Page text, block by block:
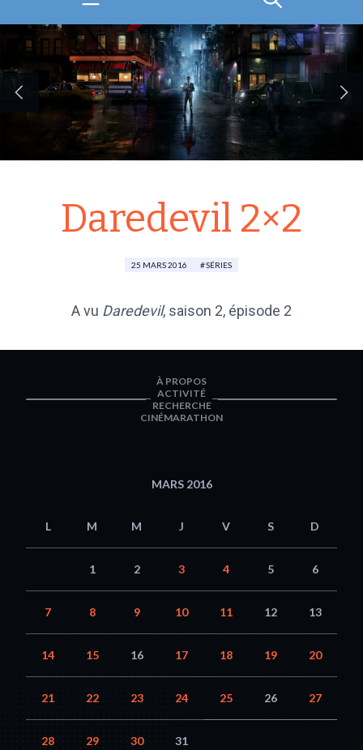
Daredevil 2×2
25 MARS 2016 SÉRIES
A vu Daredevil, saison 2, épisode 2
À PROPOS
ACTIVITÉ
RECHERCHE
CINÉMARATHON
MARS 2016
L M M J V S D
1 2 3 4 5 6
7 8 9 10 11 12 13
14 15 16 17 18 19 20
21 22 23 24 25 26 27
28 29 30 31